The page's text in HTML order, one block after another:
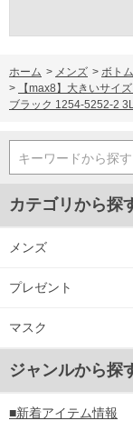
ホーム > メンズ > ボト
>
【max8】大きいサイ
ブラック 1254-5252-2
キーワードから探す
カテゴリから探
メンズ
プレゼント
マスク
ジャンルから探
■新着アイテム情報